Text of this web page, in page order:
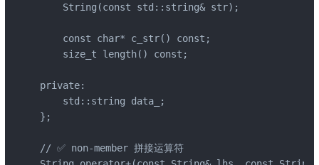
    String(const std::string& str);
    const char* c_str() const;
    size_t length() const;
private:
    std::string data_;
};
// ✅ non-member 拼接运算符